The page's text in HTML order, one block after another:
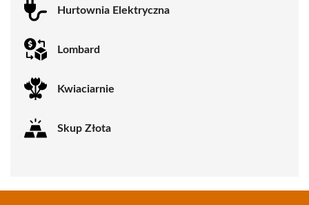
Hurtownia Elektryczna
Lombard
Kwiaciarnie
Skup Złota